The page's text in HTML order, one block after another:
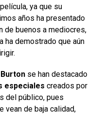
ya que su
años ha presentado
de buenos a mediocres,
ha demostrado que aún
Burton se han destacado
especiales creados por
del público, pues
vean de baja calidad,